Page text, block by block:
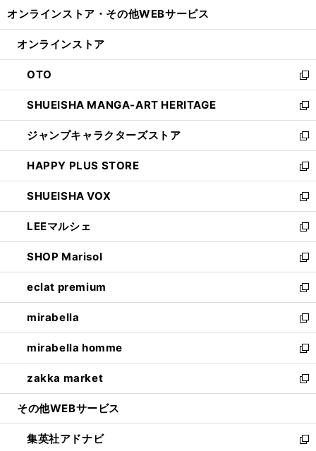
開
ン
ウ
で
開
く
ウ
ン
ド
ウ
で
開
く
オンラインストア・ その他WEBサービス
オンラインストア
OTO
新
し
い
ウ
ィ
ン
ド
ウ
で
開
く
SHUEISHA MANGA-ART HERITAGE
新
し
い
ウ
ィ
ン
ド
ウ
で
開
く
ジャンプキャラクターズストア
新
し
い
ウ
ィ
ン
ド
ウ
で
開
く
HAPPY PLUS STORE
新
し
い
ウ
ィ
ン
ド
ウ
で
開
く
SHUEISHA VOX
新
し
い
ウ
ィ
ン
ド
ウ
で
開
く
LEEマルシェ
新
し
い
ウ
ィ
ン
ド
ウ
で
開
く
SHOP Marisol
新
し
い
ウ
ィ
ン
ド
ウ
で
開
eclat premium
新
し
い
ウ
ィ
ン
ド
ウ
開
く
mirabella
新
し
い
ウ
ィ
ン
ウ
で
mirabella homme
新
し
い
ウ
ン
ド
zakka market
新
し
ウ
ィ
その他WEBサービス
集英社アドナビ
新